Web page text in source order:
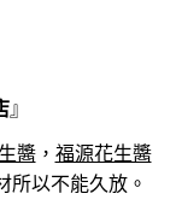
』
醬， 福源花生醬
所以不能久放。